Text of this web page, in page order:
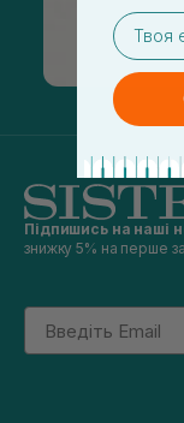
Підпишись на наші
знижку 5% на перше
Email
email